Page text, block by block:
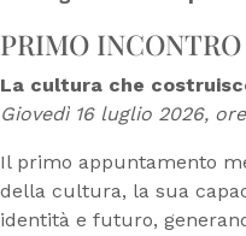
PRIMO INCONTRO
La cultura che
Giovedì 16 luglio 2026,
Il primo appuntamento
della cultura, la sua
identità e futuro,